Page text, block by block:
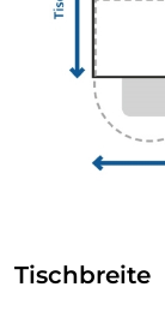
Tischbreite